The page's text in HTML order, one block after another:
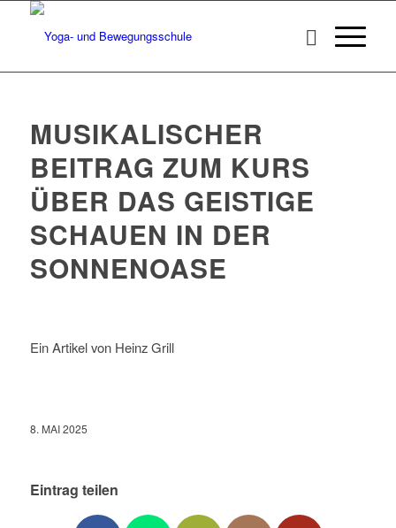
MUSIKALISCHER
BEITRAG ZUM KURS
ÜBER DAS GEISTIGE
SCHAUEN IN DER
SONNENOASE
Ein Artikel von Heinz Grill
8. MAI 2025
Eintrag teilen